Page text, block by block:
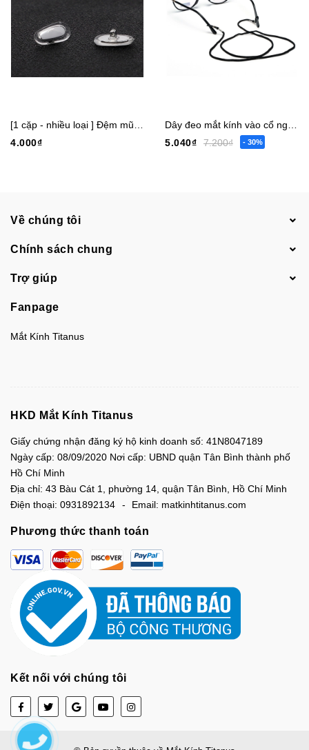
4.000₫
5.040₫
7.200₫ - 30%
Về chúng tôi
Chính sách chung
Trợ giúp
Fanpage
Mắt Kính Titanus
HKD Mắt Kính Titanus
Giấy chứng nhận đăng ký hộ kinh doanh số: 41N8047189
Ngày cấp: 08/09/2020 Nơi cấp: UBND quận Tân Bình thành phố
Hồ Chí Minh
Địa chỉ: 43 Bàu Cát 1, phường 14, quận Tân Bình, Hồ Chí Minh
Điện thoại: 0931892134 Email: matkinhtitanus.com
Phương thức thanh toán
Kết nối với chúng tôi